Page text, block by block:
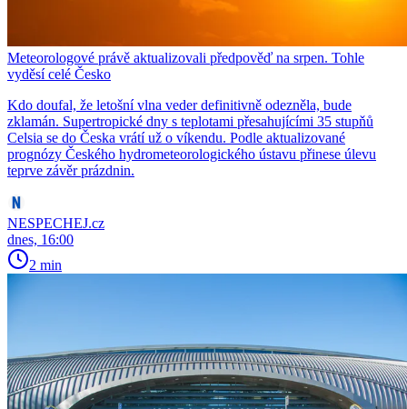
Meteorologové právě aktualizovali předpověď na srpen. Tohle
vyděsí celé Česko
Kdo doufal, že letošní vlna veder definitivně odezněla, bude
zklamán. Supertropické dny s teplotami přesahujícími 35 stupňů
Celsia se do Česka vrátí už o víkendu. Podle aktualizované
prognózy Českého hydrometeorologického ústavu přinese úlevu
teprve závěr prázdnin.
NESPECHEJ.cz
dnes, 16:00
2 min